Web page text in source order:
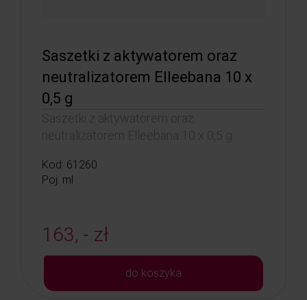
Saszetki z aktywatorem oraz
neutralizatorem Elleebana 10 x
0,5 g
Saszetki z aktywatorem oraz
neutralizatorem Elleebana 10 x 0,5 g
Kod: 61260
Poj: ml
163, - zł
do koszyka